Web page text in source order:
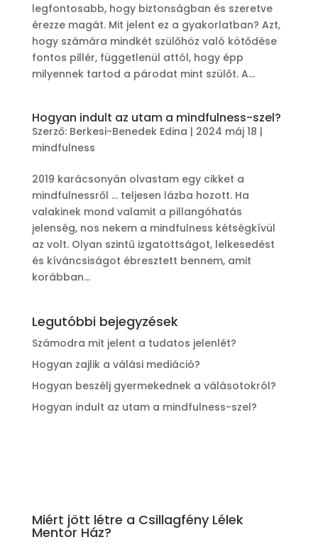
legfontosabb, hogy biztonságban és szeretve
érezze magát. Mit jelent ez a gyakorlatban? Azt,
hogy számára mindkét szülőhöz való kötődése
fontos pillér, függetlenül attól, hogy épp
milyennek tartod a párodat mint szülőt. A...
Hogyan indult az utam a mindfulness-szel?
Szerző: Berkesi-Benedek Edina | 2024 máj 18 |
mindfulness
2019 karácsonyán olvastam egy cikket a
mindfulnessről … teljesen lázba hozott. Ha
valakinek mond valamit a pillangóhatás
jelenség, nos nekem a mindfulness kétségkívül
az volt. Olyan szintű izgatottságot, lelkesedést
és kíváncsiságot ébresztett bennem, amit
korábban...
Legutóbbi bejegyzések
Számodra mit jelent a tudatos jelenlét?
Hogyan zajlik a válási mediáció?
Hogyan beszélj gyermekednek a válásotokról?
Hogyan indult az utam a mindfulness-szel?
Miért jött létre a Csillagfény Lélek
Mentor Ház?